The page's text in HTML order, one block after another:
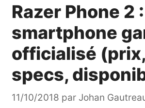
Razer Phone 2
smartphone
officialisé (prix,
specs,
11/10/2018 par Johan